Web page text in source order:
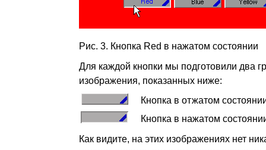
Рис. 3. Кнопка Red в нажатом состоянии
Для каждой кнопки мы подготовили два
изображения, показанных ниже:
Кнопка в отжатом
Кнопка в нажатом
Как видите, на этих изображениях нет